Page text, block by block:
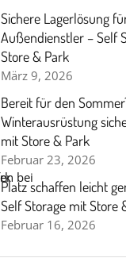
Sichere Lagerlösung
Außendienstler – Self
Store & Park
März 9, 2026
Bereit für den
Winterausrüstung
mit Store & Park
Februar 23, 2026
Platz schaffen leicht
Self Storage mit Store
Februar 16, 2026